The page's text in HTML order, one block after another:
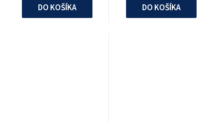
DO KOŠÍKA DO KOŠÍKA